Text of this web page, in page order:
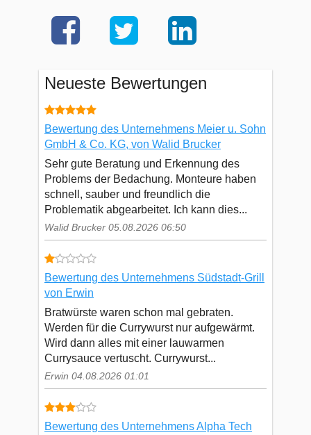
Neueste Bewertungen
Bewertung des Unternehmens Meier u. Sohn
GmbH & Co. KG, von Walid Brucker
Sehr gute Beratung und Erkennung des
Problems der Bedachung. Monteure haben
schnell, sauber und freundlich die
Problematik abgearbeitet. Ich kann dies...
Walid Brucker 05.08.2026 06:50
Bewertung des Unternehmens Südstadt-Grill
von Erwin
Bratwürste waren schon mal gebraten.
Werden für die Currywurst nur aufgewärmt.
Wird dann alles mit einer lauwarmen
Currysauce vertuscht. Currywurst...
Erwin 04.08.2026 01:01
Bewertung des Unternehmens Alpha Tech